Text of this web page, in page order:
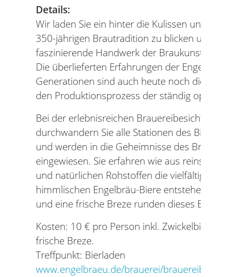
Details:
Wir laden Sie ein hinter die Kulissen unserer
350-jährigen Brautradition zu blicken und
faszinierende Handwerk der Braukunst zu
Die überlieferten Erfahrungen der Engelbräu-
Generationen sind auch heute noch die
den Produktionsprozess der ständig
Bei der erlebnisreichen Brauereibesichtigung
durchwandern Sie alle Stationen des
und werden in die Geheimnisse des
eingewiesen. Sie erfahren wie aus reinstem
und natürlichen Rohstoffen die vielfältigen,
himmlischen Engelbräu-Biere entstehen.
und eine frische Breze runden dieses
Kosten: 10 € pro Person inkl.
frische Breze.
Treffpunkt: Bierladen
www.engelbraeu.de/brauerei/